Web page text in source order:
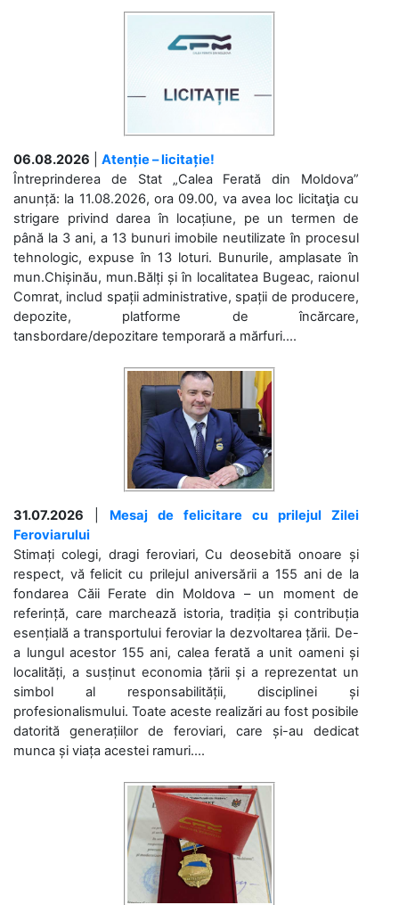
06.08.2026
Atenție – licitație!
Întreprinderea de Stat „Calea Ferată din Moldova”
anunță: la 11.08.2026, ora 09.00, va avea loc licitaţia cu
strigare privind darea în locațiune, pe un termen de
până la 3 ani, a 13 bunuri imobile neutilizate în procesul
tehnologic, expuse în 13 loturi. Bunurile, amplasate în
mun.Chișinău, mun.Bălți și în localitatea Bugeac, raionul
Comrat, includ spații administrative, spații de producere,
depozite, platforme de încărcare,
tansbordare/depozitare temporară a mărfuri....
31.07.2026
Mesaj de felicitare cu prilejul Zilei
Feroviarului
Stimați colegi, dragi feroviari, Cu deosebită onoare și
respect, vă felicit cu prilejul aniversării a 155 ani de la
fondarea Căii Ferate din Moldova – un moment de
referință, care marchează istoria, tradiția și contribuția
esențială a transportului feroviar la dezvoltarea țării. De-
a lungul acestor 155 ani, calea ferată a unit oameni și
localități, a susținut economia țării și a reprezentat un
simbol al responsabilității, disciplinei și
profesionalismului. Toate aceste realizări au fost posibile
datorită generațiilor de feroviari, care și-au dedicat
munca și viața acestei ramuri....